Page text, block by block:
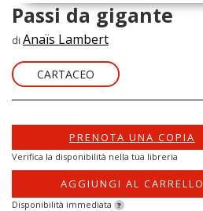
Passi da gigante
di Anaïs Lambert
CARTACEO
PRENOTA UNA COPIA
Verifica la disponibilità nella tua libreria
AGGIUNGI AL CARRELLO
Disponibilità immediata ?